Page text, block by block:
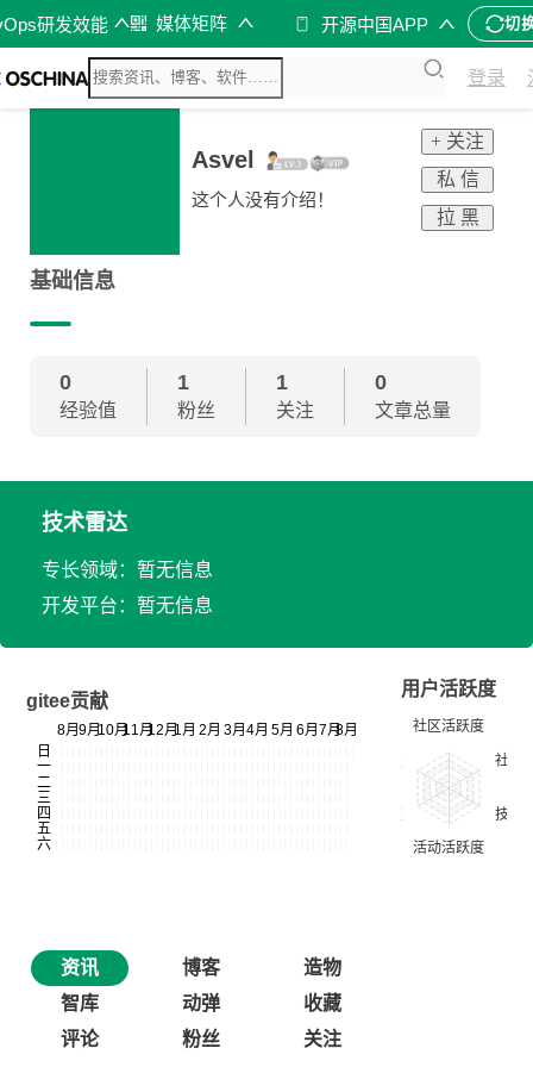
研发效能 媒体矩阵 开源中国APP 切
登录
Asvel
这个人没有介绍！
+ 关注
私 信
拉 黑
基础信息
0
经验值
1
粉丝
1
关注
0
文章总量
技术雷达
专长领域：暂无信息
开发平台：暂无信息
gitee贡献
用户活跃度
资讯 博客
造物
智库
动弹
收藏
评论
粉丝 关注